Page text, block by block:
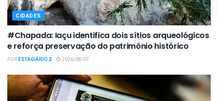
CIDADES
#Chapada: Iaçu identifica dois sítios arqueológicos
e reforça preservação do patrimônio histórico
PORESTAGIÁRIO 2 2026/08/07